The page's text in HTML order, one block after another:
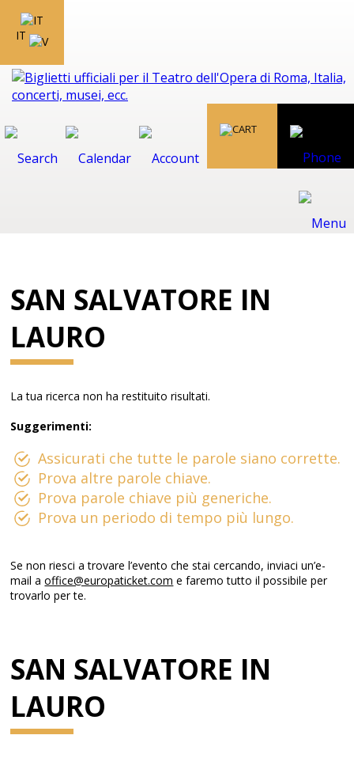
IT
SAN SALVATORE IN
LAURO
La tua ricerca non ha restituito risultati.
Suggerimenti:
Assicurati che tutte le parole siano corrette.
Prova altre parole chiave.
Prova parole chiave più generiche.
Prova un periodo di tempo più lungo.
Se non riesci a trovare l’evento che stai cercando, inviaci un’e-
mail aoffice@europaticket.com e faremo tutto il possibile per
trovarlo per te.
SAN SALVATORE IN
LAURO